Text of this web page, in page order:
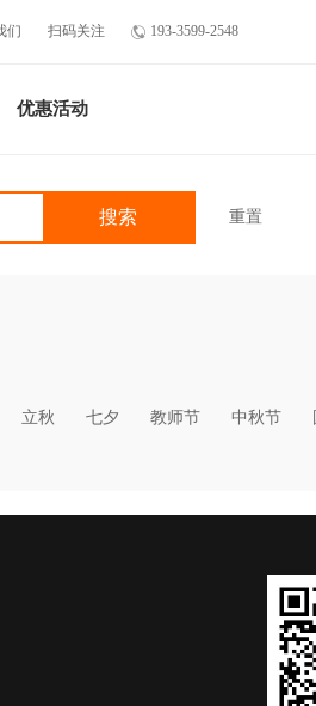
193-3599-2548
们 扫码关注
优惠活动
重置
立秋 七夕 教师节 中秋节